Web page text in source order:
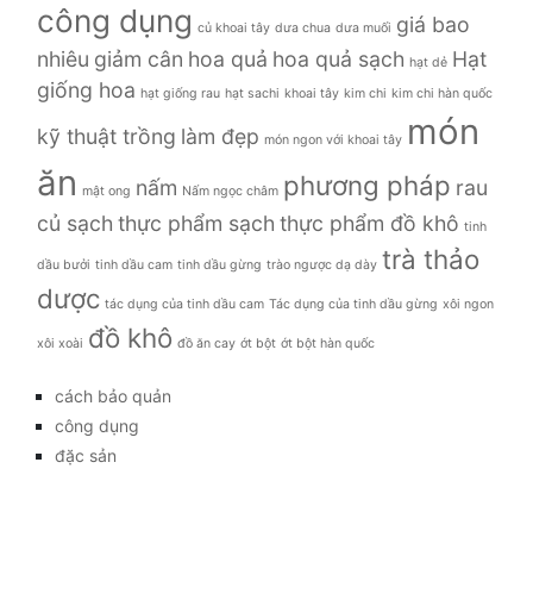
công dụng củ khoai tây dưa chua dưa muối giá bao
nhiêu giảm cân hoa quả hoa quả sạch hạt dẻ Hạt
giống hoa hạt giống rau hạt sachi khoai tây kim chi kim chi hàn quốc
kỹ thuật trồng làm đẹp món ngon với khoai tây món
ăn mật ong nấm Nấm ngọc châm phương pháp rau
củ sạch thực phẩm sạch thực phẩm đồ khô tinh
dầu bưởi tinh dầu cam tinh dầu gừng trào ngược dạ dày trà thảo
dược tác dụng của tinh dầu cam Tác dụng của tinh dầu gừng xôi ngon
xôi xoài đồ khô đồ ăn cay ớt bột ớt bột hàn quốc
cách bảo quản
công dụng
đặc sản